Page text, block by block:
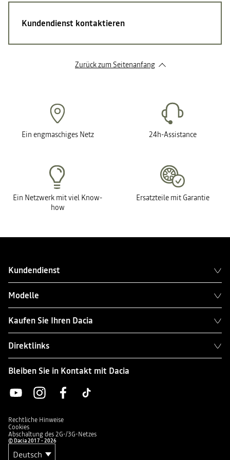
Kundendienst kontaktieren
Zurück zum Seitenanfang
Ein engmaschiges Netz 24h-Assistance
Ein Netzwerk mit viel Know-
how
Ersatzteile mit Garantie
Kundendienst
Modelle
Kaufen Sie Ihren Dacia
Direktlinks
Bleiben Sie in Kontakt mit Dacia
Rechtliche Hinweise
Cookies
Abschaltung des 2G-/3G-Netzes
© Dacia 2017 - 2026